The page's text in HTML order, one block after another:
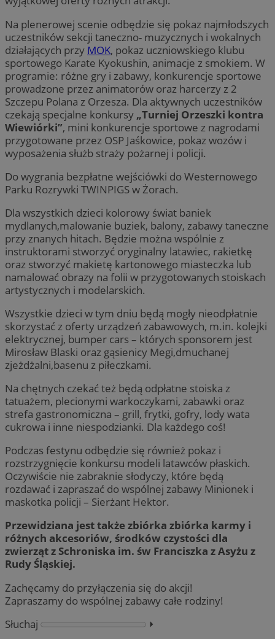
Na plenerowej scenie odbędzie się pokaz najmłodszych
uczestników sekcji taneczno- muzycznych i wokalnych
działających przy MOK, pokaz uczniowskiego klubu
sportowego Karate Kyokushin, animacje z smokiem. W
programie: różne gry i zabawy, konkurencje sportowe
prowadzone przez animatorów oraz harcerzy z 2
Szczepu Polana z Orzesza. Dla aktywnych uczestników
czekają specjalne konkursy „Turniej Orzeszki kontra
Wiewiórki”, mini konkurencje sportowe z nagrodami
przygotowane przez OSP Jaśkowice, pokaz wozów i
wyposażenia służb straży pożarnej i policji.
Do wygrania bezpłatne wejściówki do Westernowego
Parku Rozrywki TWINPIGS w Żorach.
Dla wszystkich dzieci kolorowy świat baniek
mydlanych,malowanie buziek, balony, zabawy taneczne
przy znanych hitach. Będzie można wspólnie z
instruktorami stworzyć oryginalny latawiec, rakietkę
oraz stworzyć makietę kartonowego miasteczka lub
namalować obrazy na folii w przygotowanych stoiskach
artystycznych i modelarskich.
Wszystkie dzieci w tym dniu będą mogły nieodpłatnie
skorzystać z oferty urządzeń zabawowych, m.in. kolejki
elektrycznej, bumper cars – których sponsorem jest
Mirosław Blaski oraz gąsienicy Megi,dmuchanej
zjeżdżalni,basenu z piłeczkami.
Na chętnych czekać też będą odpłatne stoiska z
tatuażem, plecionymi warkoczykami, zabawki oraz
strefa gastronomiczna – grill, frytki, gofry, lody wata
cukrowa i inne niespodzianki. Dla każdego coś!
Podczas festynu odbędzie się również pokaz i
rozstrzygnięcie konkursu modeli latawców płaskich.
Oczywiście nie zabraknie słodyczy, które będą
rozdawać i zapraszać do wspólnej zabawy Minionek i
maskotka policji – Sierżant Hektor.
Przewidziana jest także zbiórka zbiórka karmy i
różnych akcesoriów, środków czystości dla
zwierząt z Schroniska im. św Franciszka z Asyżu z
Rudy Śląskiej.
Zachęcamy do przyłączenia się do akcji!
Zapraszamy do wspólnej zabawy całe rodziny!
Słuchaj
⏵︎